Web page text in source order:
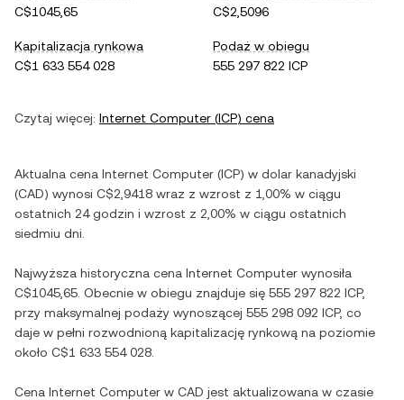
C$1045,65
C$2,5096
Kapitalizacja rynkowa
C$1 633 554 028
Podaż w obiegu
555 297 822 ICP
Czytaj więcej: Internet Computer (ICP) cena
Aktualna cena Internet Computer (ICP) w dolar kanadyjski
(CAD) wynosi C$2,9418 wraz z wzrost z 1,00% w ciągu
ostatnich 24 godzin i wzrost z 2,00% w ciągu ostatnich
siedmiu dni.
Najwyższa historyczna cena Internet Computer wynosiła
C$1045,65 . Obecnie w obiegu znajduje się 555 297 822 ICP,
przy maksymalnej podaży wynoszącej 555 298 092 ICP, co
daje w pełni rozwodnioną kapitalizację rynkową na poziomie
około C$1 633 554 028
Cena Internet Computer w CAD jest aktualizowana w czasie